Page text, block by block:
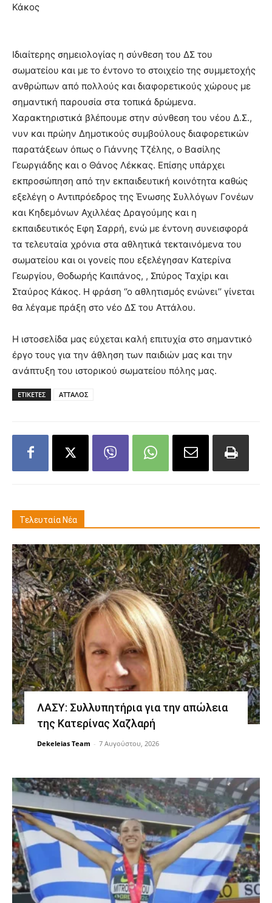
Κάκος
Ιδιαίτερης σημειολογίας η σύνθεση του ΔΣ του
σωματείου και με το έντονο το στοιχείο της συμμετοχής
ανθρώπων από πολλούς και διαφορετικούς χώρους με
σημαντική παρουσία στα τοπικά δρώμενα.
Χαρακτηριστικά βλέπουμε στην σύνθεση του νέου Δ.Σ.,
νυν και πρώην Δημοτικούς συμβούλους διαφορετικών
παρατάξεων όπως ο Γιάννης Τζέλης, ο Βασίλης
Γεωργιάδης και ο Θάνος Λέκκας. Επίσης υπάρχει
εκπροσώπηση από την εκπαιδευτική κοινότητα καθώς
εξελέγη ο Αντιπρόεδρος της Ένωσης Συλλόγων Γονέων
και Κηδεμόνων Αχιλλέας Δραγούμης και η
εκπαιδευτικός Εφη Σαρρή, ενώ με έντονη συνεισφορά
τα τελευταία χρόνια στα αθλητικά τεκταινόμενα του
σωματείου και οι γονείς που εξελέγησαν Κατερίνα
Γεωργίου, Θοδωρής Καιπάνος, , Σπύρος Ταχίρι και
Σταύρος Κάκος. Η φράση ‘’ο αθλητισμός ενώνει’’ γίνεται
θα λέγαμε πράξη στο νέο ΔΣ του Αττάλου.
Η ιστοσελίδα μας εύχεται καλή επιτυχία στο σημαντικό
έργο τους για την άθληση των παιδιών μας και την
ανάπτυξη του ιστορικού σωματείου πόλης μας.
ΕΤΙΚΕΤΕΣ ΑΤΤΑΛΟΣ
Τελευταία Νέα
ΛΑΣΥ: Συλλυπητήρια για την απώλεια
της Κατερίνας Χαζλαρή
Dekeleias Team - 7 Αυγούστου, 2026